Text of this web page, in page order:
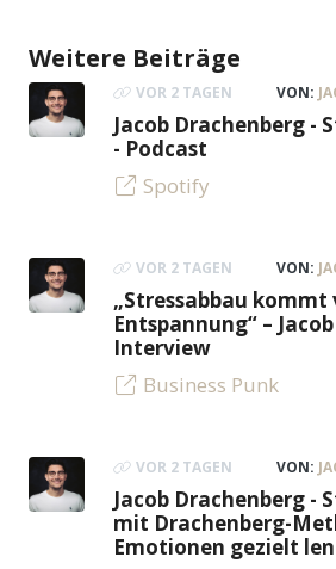
Weitere Beiträge
VOR 2 TAGEN VON:
Jacob Drachenberg -
- Podcast
Spotify
VOR 2 TAGEN VON:
„Stressabbau kommt
Entspannung“ –
Interview
Business Punk
VOR 2 TAGEN VON:
Jacob Drachenberg -
mit Drachenberg-
Emotionen gezielt